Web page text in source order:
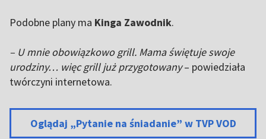
Podobne plany ma Kinga Zawodnik.
– U mnie obowiązkowo grill. Mama świętuje swoje
urodziny… więc grill już przygotowany– powiedziała
twórczyni internetowa.
Oglądaj „Pytanie na śniadanie” w TVP VOD